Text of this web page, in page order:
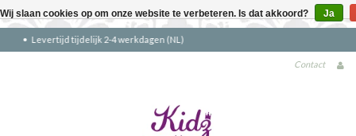
Gratis verzending boven €90 (NL)
Contact
Wij slaan cookies op om onze website te verbeteren. Is dat akkoord? Ja